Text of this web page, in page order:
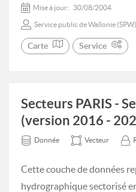
Mise à jour: 30/08/2004
Service public de Wallonie (SPW)
Carte Service
Secteurs PARIS -
(version 2016 -
Donnée Vecteur
Cette couche de données
hydrographique sectorisé